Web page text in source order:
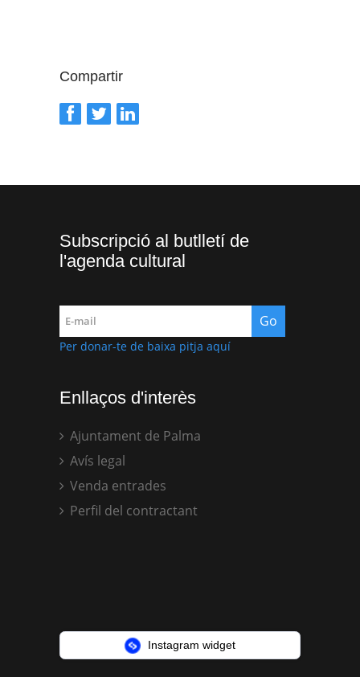
Compartir
Subscripció al butlletí de
l'agenda cultural
Per donar-te de baixa pitja aquí
Enllaços d'interès
Ajuntament de Palma
Avís legal
Venda entrades
Perfil del contractant
Instagram widget